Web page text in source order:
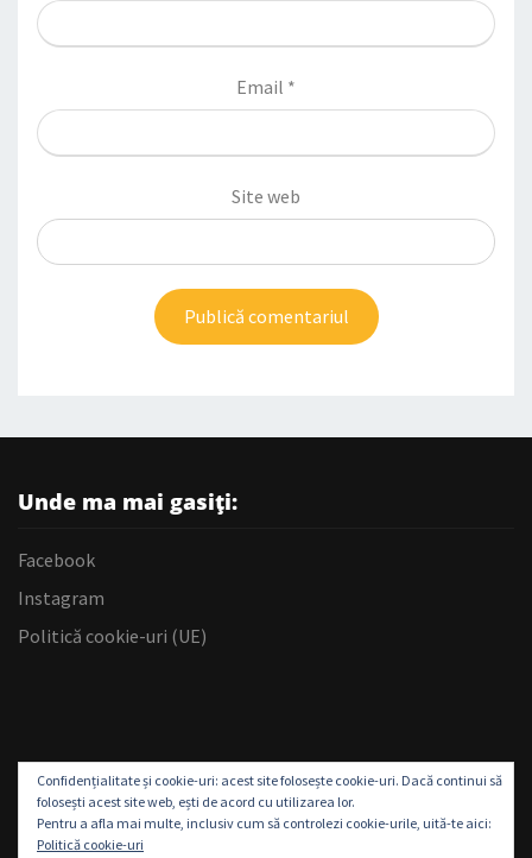
Email *
Site web
Unde ma mai gasiți:
Facebook
Instagram
Politică cookie-uri (UE)
Confidențialitate și cookie-uri: acest site folosește cookie-uri. Dacă continui să
folosești acest site web, ești de acord cu utilizarea lor.
Pentru a afla mai multe, inclusiv cum să controlezi cookie-urile, uită-te aici:
Politică cookie-uri